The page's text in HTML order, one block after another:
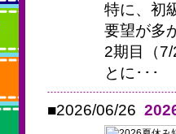
特に、初
要望が多
2期目（
とに･･･
■2026/06/26